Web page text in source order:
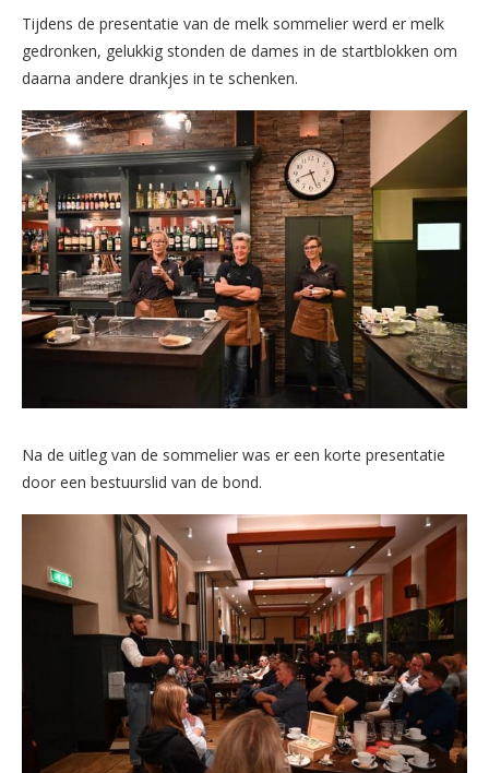
Tijdens de presentatie van de melk sommelier werd er melk
gedronken, gelukkig stonden de dames in de startblokken om
daarna andere drankjes in te schenken.
Na de uitleg van de sommelier was er een korte presentatie
door een bestuurslid van de bond.